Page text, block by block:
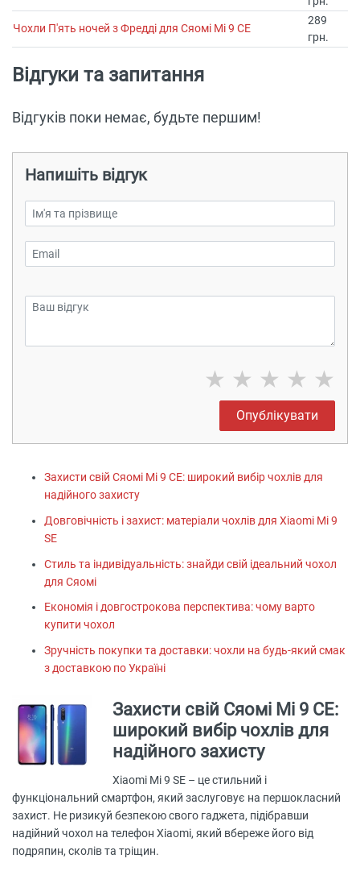
Чохли П'ять ночей з Фредді для Сяомі Мі 9 СЕ
289
грн.
Відгуки та запитання
Відгуків поки немає, будьте першим!
Напишіть відгук
★ ★ ★ ★ ★
Опублікувати
Захисти свій Сяомі Мі 9 СЕ: широкий вибір чохлів для
надійного захисту
Довговічність і захист: матеріали чохлів для Xiaomi Mi 9
SE
Стиль та індивідуальність: знайди свій ідеальний чохол
для Сяомі
Економія і довгострокова перспектива: чому варто
купити чохол
Зручність покупки та доставки: чохли на будь-який смак
з доставкою по Україні
Захисти свій Сяомі Мі 9 СЕ:
широкий вибір чохлів для
надійного захисту
Xiaomi Mi 9 SE – це стильний і
функціональний смартфон, який заслуговує на першокласний
захист. Не ризикуй безпекою свого гаджета, підібравши
надійний чохол на телефон Xiaomi, який вбереже його від
подряпин, сколів та тріщин.